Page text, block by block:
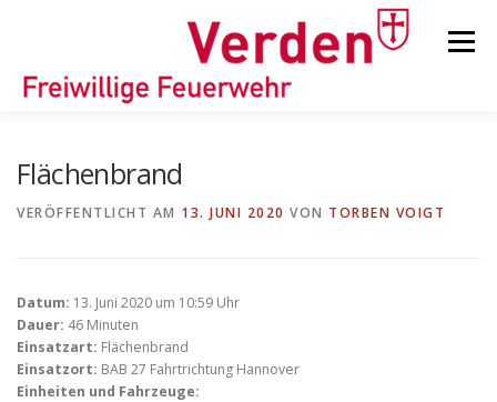
Menü
KINDER-/JUGENDFEUERWEHR
Flächenbrand
VERÖFFENTLICHT AM 13. JUNI 2020 VON TORBEN VOIGT
Datum: 13. Juni 2020 um 10:59 Uhr
Dauer: 46 Minuten
Einsatzart: Flächenbrand
Einsatzort: BAB 27 Fahrtrichtung Hannover
Einheiten und Fahrzeuge: